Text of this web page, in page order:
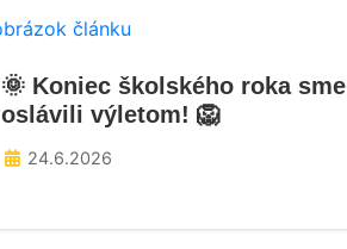
🌞 Koniec školského roka sme
oslávili výletom! 🦁
24.6.2026